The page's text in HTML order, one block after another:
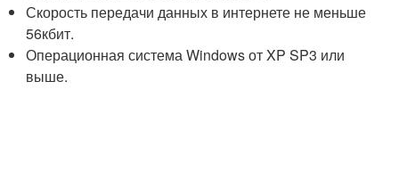
Скорость передачи данных в интернете не меньше
56кбит.
Операционная система Windows от XP SP3 или
выше.